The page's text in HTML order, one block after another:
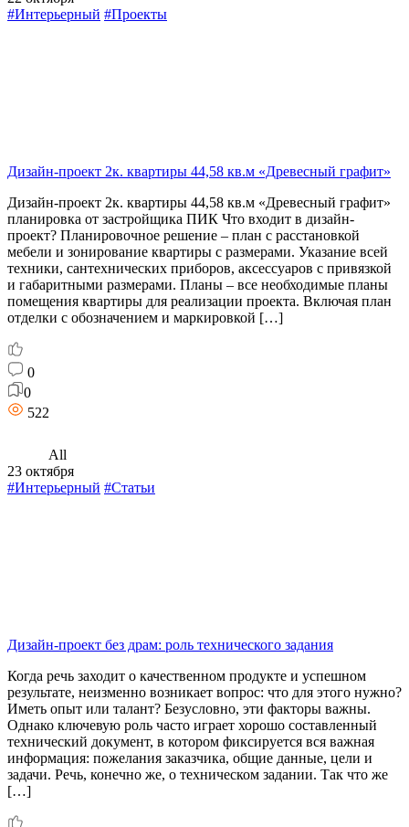
#Интерьерный #Проекты
Дизайн-проект 2к. квартиры 44,58 кв.м «Древесный графит»
Дизайн-проект 2к. квартиры 44,58 кв.м «Древесный графит»
планировка от застройщика ПИК Что входит в дизайн-
проект? Планировочное решение – план с расстановкой
мебели и зонирование квартиры с размерами. Указание всей
техники, сантехнических приборов, аксессуаров с привязкой
и габаритными размерами. Планы – все необходимые планы
помещения квартиры для реализации проекта. Включая план
отделки с обозначением и маркировкой […]
0
0
522
All
23 октября
#Интерьерный #Статьи
Дизайн-проект без драм: роль технического задания
Когда речь заходит о качественном продукте и успешном
результате, неизменно возникает вопрос: что для этого нужно?
Иметь опыт или талант? Безусловно, эти факторы важны.
Однако ключевую роль часто играет хорошо составленный
технический документ, в котором фиксируется вся важная
информация: пожелания заказчика, общие данные, цели и
задачи. Речь, конечно же, о техническом задании. Так что же
[…]